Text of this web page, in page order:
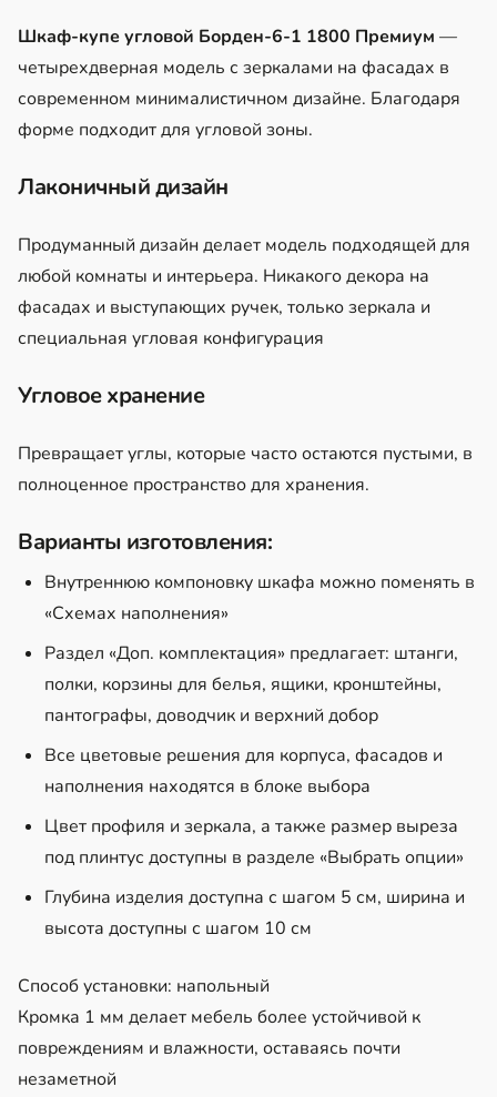
Шкаф-купе угловой Борден-6-1 1800 Премиум —
четырехдверная модель с зеркалами на фасадах в
современном минималистичном дизайне. Благодаря
форме подходит для угловой зоны.
Лаконичный дизайн
Продуманный дизайн делает модель подходящей для
любой комнаты и интерьера. Никакого декора на
фасадах и выступающих ручек, только зеркала и
специальная угловая конфигурация
Угловое хранение
Превращает углы, которые часто остаются пустыми, в
полноценное пространство для хранения.
Варианты изготовления:
Внутреннюю компоновку шкафа можно поменять в
«Схемах наполнения»
Раздел «Доп. комплектация» предлагает: штанги,
полки, корзины для белья, ящики, кронштейны,
пантографы, доводчик и верхний добор
Все цветовые решения для корпуса, фасадов и
наполнения находятся в блоке выбора
Цвет профиля и зеркала, а также размер выреза
под плинтус доступны в разделе «Выбрать опции»
Глубина изделия доступна с шагом 5 см, ширина и
высота доступны с шагом 10 см
Способ установки: напольный
Кромка 1 мм делает мебель более устойчивой к
повреждениям и влажности, оставаясь почти
незаметной